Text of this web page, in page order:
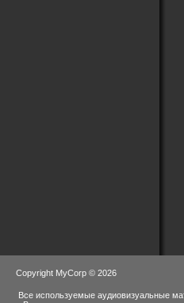
Copyright MyCorp © 2026
Все используемые аудиовизуальные